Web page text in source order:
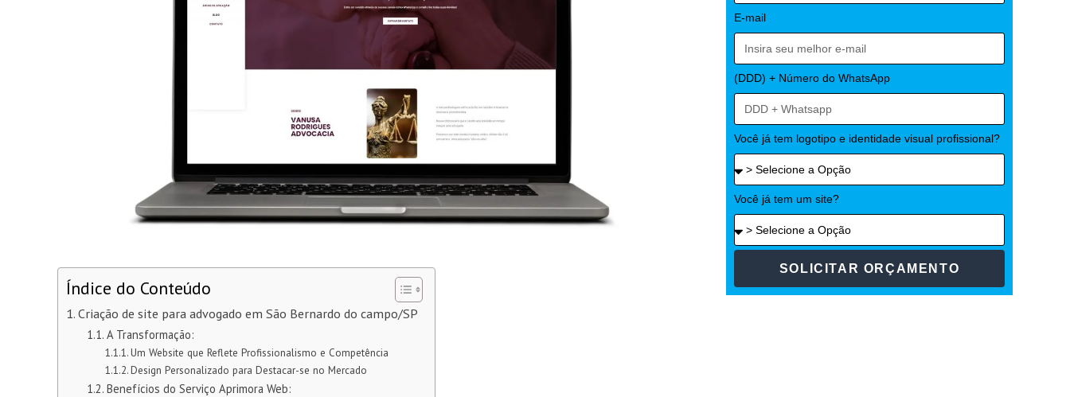
Índice do Conteúdo
Criação de site para advogado em São Bernardo do campo/SP
A Transformação:
Um Website que Reflete Profissionalismo e Competência
Design Personalizado para Destacar-se no Mercado
Benefícios do Serviço Aprimora Web:
E-mail
(DDD) + Número do WhatsApp
Você já tem logotipo e identidade visual profissional?
Você já tem um site?
SOLICITAR ORÇAMENTO